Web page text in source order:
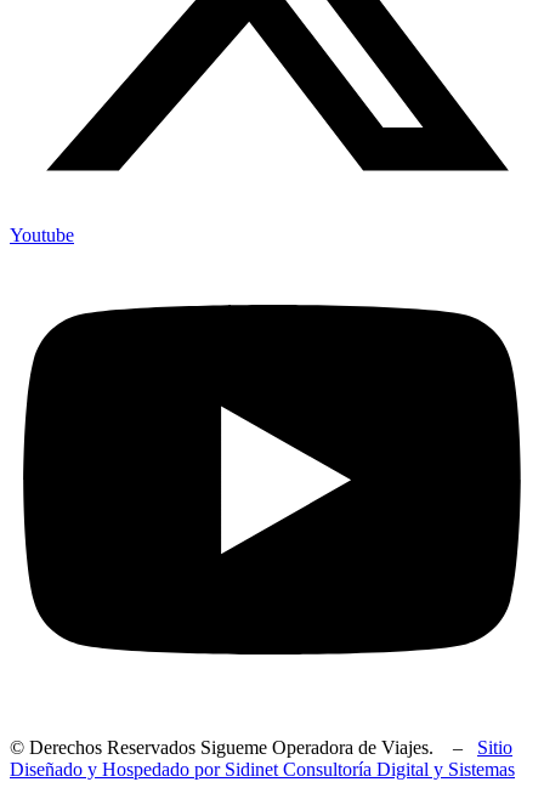
Youtube
© Derechos Reservados Sigueme Operadora de Viajes. – Sitio
Diseñado y Hospedado por Sidinet Consultoría Digital y Sistemas